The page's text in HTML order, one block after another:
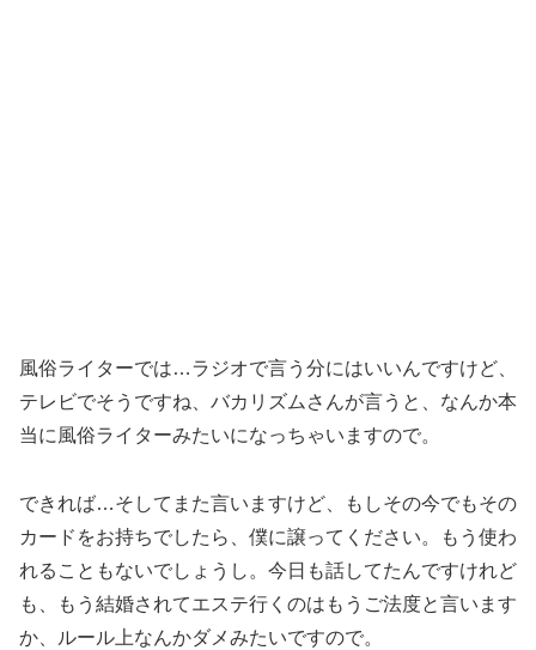
風俗ライターでは…ラジオで言う分にはいいんですけど、
テレビでそうですね、バカリズムさんが言うと、なんか本
当に風俗ライターみたいになっちゃいますので。
できれば…そしてまた言いますけど、もしその今でもその
カードをお持ちでしたら、僕に譲ってください。もう使わ
れることもないでしょうし。今日も話してたんですけれど
も、もう結婚されてエステ行くのはもうご法度と言います
か、ルール上なんかダメみたいですので。